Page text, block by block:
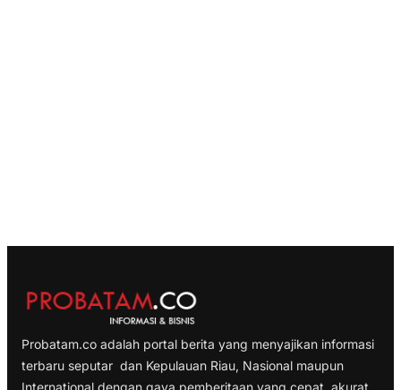
Probatam.co adalah portal berita yang menyajikan informasi
terbaru seputar dan Kepulauan Riau, Nasional maupun
International dengan gaya pemberitaan yang cepat, akurat